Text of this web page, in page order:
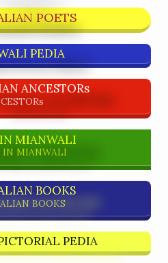
POETS
PEDIA
ANCESTORs
MIANWALI
IN MIANWALI
BOOKS
BOOKS
PEDIA